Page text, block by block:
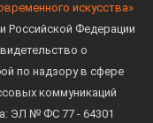
искусства»
Российской Федерации
о
по надзору в сфере
коммуникаций
ЭЛ № ФС 77 - 64301